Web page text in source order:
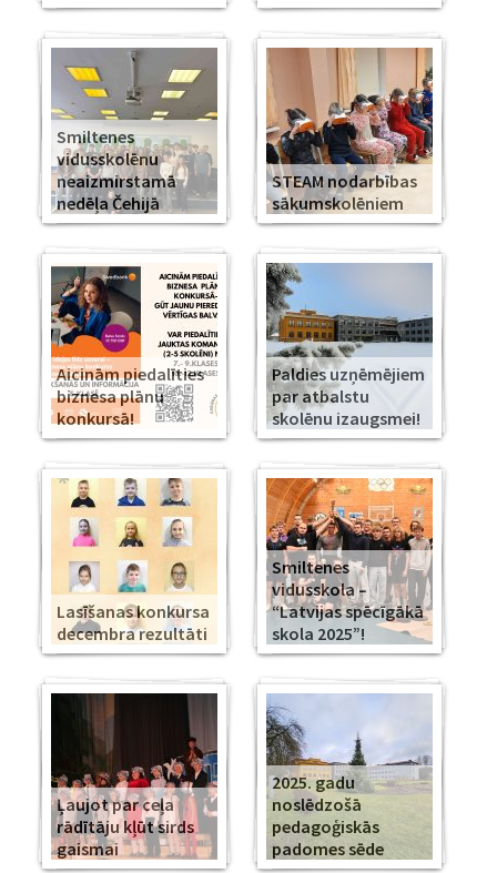
Smiltenes
vidusskolēnu
neaizmirstamā
nedēļa Čehijā
STEAM nodarbības
sākumskolēniem
Aicinām piedalīties
biznesa plānu
konkursā!
Paldies uzņēmējiem
par atbalstu
skolēnu izaugsmei!
Lasīšanas konkursa
decembra rezultāti
Smiltenes
vidusskola –
“Latvijas spēcīgākā
skola 2025”!
Ļaujot par ceļa
rādītāju kļūt sirds
gaismai
2025. gadu
noslēdzošā
pedagoģiskās
padomes sēde